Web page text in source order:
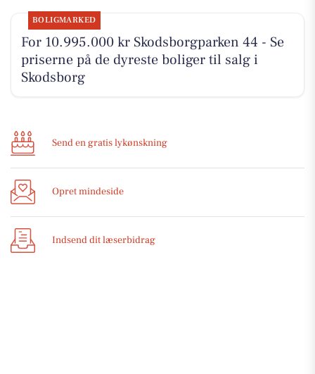
BOLIGMARKED
For 10.995.000 kr Skodsborgparken 44 - Se
priserne på de dyreste boliger til salg i
Skodsborg
Send en gratis lykønskning
Opret mindeside
Indsend dit læserbidrag